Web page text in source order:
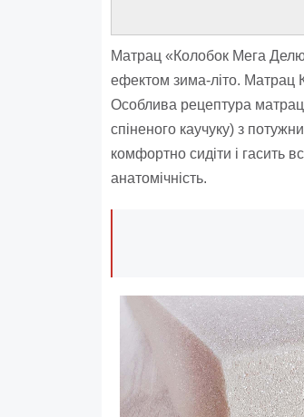
Матрац «Колобок Мега
ефектом зима-літо. Матрац
Особлива рецептура
спіненого каучуку) з
комфортно сидіти і гасить
анатомічність.